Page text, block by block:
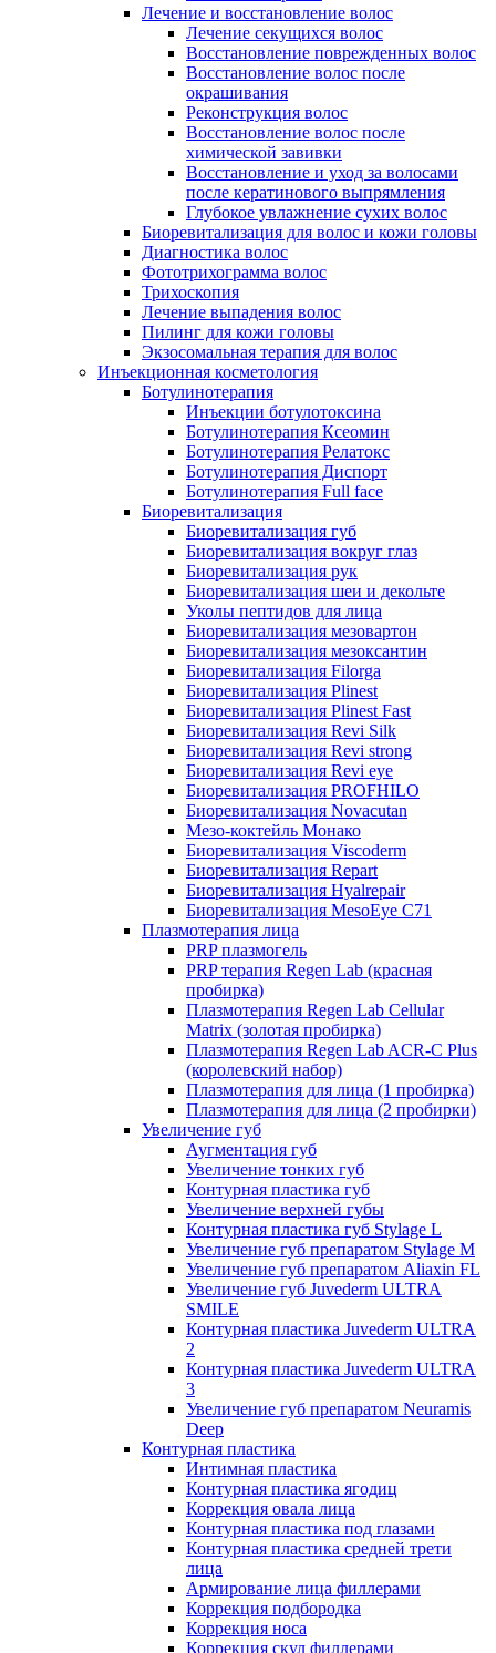
Лечение и восстановление волос
Лечение секущихся волос
Восстановление поврежденных волос
Восстановление волос после
окрашивания
Реконструкция волос
Восстановление волос после
химической завивки
Восстановление и уход за волосами
после кератинового выпрямления
Глубокое увлажнение сухих волос
Биоревитализация для волос и кожи головы
Диагностика волос
Фототрихограмма волос
Трихоскопия
Лечение выпадения волос
Пилинг для кожи головы
Экзосомальная терапия для волос
Инъекционная косметология
Ботулинотерапия
Инъекции ботулотоксина
Ботулинотерапия Ксеомин
Ботулинотерапия Релатокс
Ботулинотерапия Диспорт
Ботулинотерапия Full face
Биоревитализация
Биоревитализация губ
Биоревитализация вокруг глаз
Биоревитализация рук
Биоревитализация шеи и декольте
Уколы пептидов для лица
Биоревитализация мезовартон
Биоревитализация мезоксантин
Биоревитализация Filorga
Биоревитализация Plinest
Биоревитализация Plinest Fast
Биоревитализация Revi Silk
Биоревитализация Revi strong
Биоревитализация Revi eye
Биоревитализация PROFHILO
Биоревитализация Novacutan
Мезо-коктейль Монако
Биоревитализация Viscoderm
Биоревитализация Repart
Биоревитализация Hyalrepair
Биоревитализация MesoEye C71
Плазмотерапия лица
PRP плазмогель
PRP терапия Regen Lab (красная
пробирка)
Плазмотерапия Regen Lab Cellular
Matrix (золотая пробирка)
Плазмотерапия Regen Lab ACR-C Plus
(королевский набор)
Плазмотерапия для лица (1 пробирка)
Плазмотерапия для лица (2 пробирки)
Увеличение губ
Аугментация губ
Увеличение тонких губ
Контурная пластика губ
Увеличение верхней губы
Контурная пластика губ Stylage L
Увеличение губ препаратом Stylage M
Увеличение губ препаратом Aliaxin FL
Увеличение губ Juvederm ULTRA
SMILE
Контурная пластика Juvederm ULTRA
2
Контурная пластика Juvederm ULTRA
3
Увеличение губ препаратом Neuramis
Deep
Контурная пластика
Интимная пластика
Контурная пластика ягодиц
Коррекция овала лица
Контурная пластика под глазами
Контурная пластика средней трети
лица
Армирование лица филлерами
Коррекция подбородка
Коррекция носа
Коррекция скул филлерами